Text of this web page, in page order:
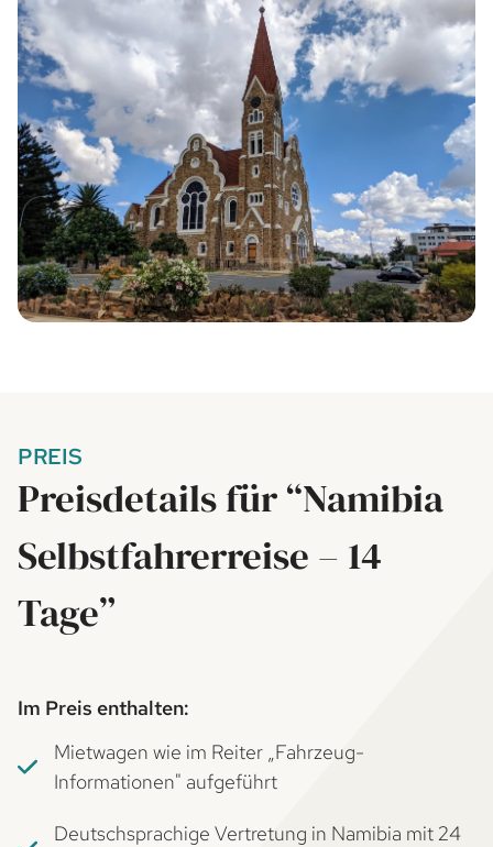
PREIS
Preisdetails für “Namibia
Selbstfahrerreise – 14
Tage”
Im Preis enthalten:
Mietwagen wie im Reiter „Fahrzeug-
Informationen" aufgeführt
Deutschsprachige Vertretung in Namibia mit 24